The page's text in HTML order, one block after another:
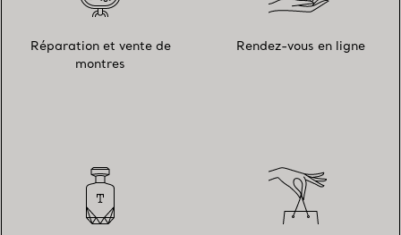
Réparation et vente de
montres
Rendez-vous en ligne